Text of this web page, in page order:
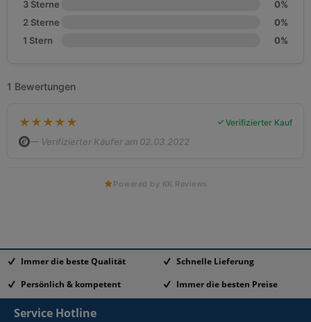
3 Sterne
0%
2 Sterne
0%
1 Stern
0%
1 Bewertungen
★ ★ ★ ★ ★ Verifizierter Kauf
— Verifizierter Käufer am 02.03.2022
Powered by KK Reviews
Immer die beste Qualität
Schnelle Lieferung
Persönlich & kompetent
Immer die besten Preise
Service Hotline